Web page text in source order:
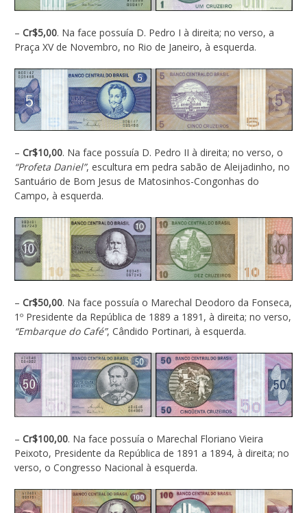
– Cr$5,00. Na face possuía D. Pedro I à direita; no verso, a
Praça XV de Novembro, no Rio de Janeiro, à esquerda.
– Cr$10,00. Na face possuía D. Pedro II à direita; no verso, o
“Profeta Daniel”, escultura em pedra sabão de Aleijadinho, no
Santuário de Bom Jesus de Matosinhos-Congonhas do
Campo, à esquerda.
– Cr$50,00. Na face possuía o Marechal Deodoro da Fonseca,
1º Presidente da República de 1889 a 1891, à direita; no verso,
“Embarque do Café”, Cândido Portinari, à esquerda.
– Cr$100,00. Na face possuía o Marechal Floriano Vieira
Peixoto, Presidente da República de 1891 a 1894, à direita; no
verso, o Congresso Nacional à esquerda.